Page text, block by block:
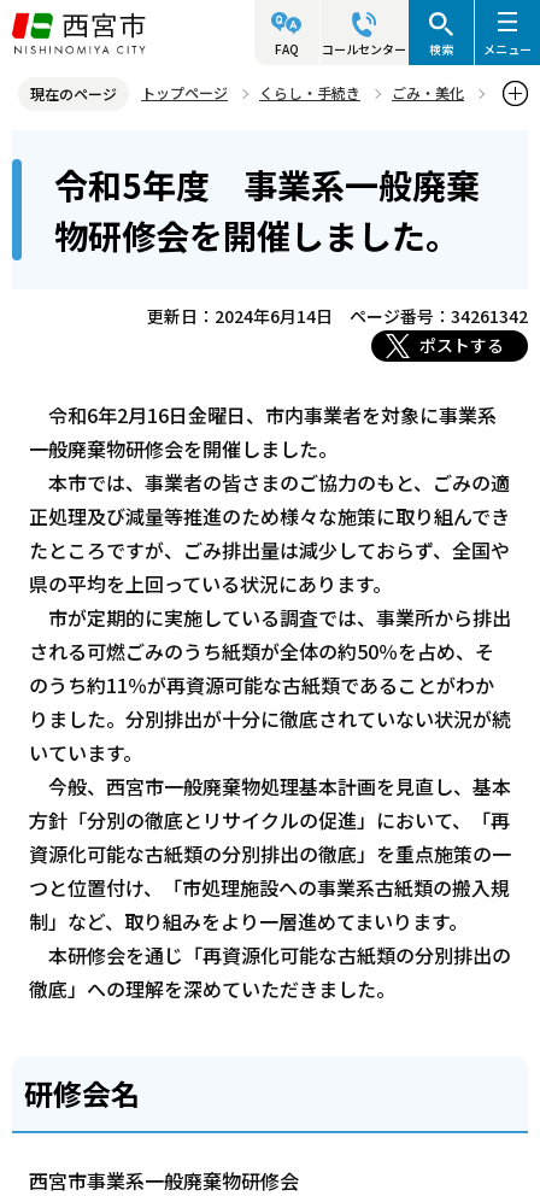
こ
の
ジ
頭
FAQ コールセンター 検索 メニュー
現在のページ トップページ くらし・手続き
ごみ・美化
令和5年度 事業系一般廃棄物研修会を開催しました。
令和5年度 事業系一般廃棄
物研修会を開催しました。
更新日：2024年6月14日
ページ番号：34261342
ポストする
令和6年2月16日金曜日、市内事業者を対象に事業系
一般廃棄物研修会を開催しました。
本市では、事業者の皆さまのご協力のもと、ごみの適
正処理及び減量等推進のため様々な施策に取り組んでき
たところですが、ごみ排出量は減少しておらず、全国や
県の平均を上回っている状況にあります。
市が定期的に実施している調査では、事業所から排出
される可燃ごみのうち紙類が全体の約50％を占め、そ
のうち約11％が再資源可能な古紙類であることがわか
りました。分別排出が十分に徹底されていない状況が続
いています。
今般、西宮市一般廃棄物処理基本計画を見直し、基本
方針「分別の徹底とリサイクルの促進」において、「再
資源化可能な古紙類の分別排出の徹底」を重点施策の一
つと位置付け、「市処理施設への事業系古紙類の搬入規
制」など、取り組みをより一層進めてまいります。
本研修会を通じ「再資源化可能な古紙類の分別排出の
徹底」への理解を深めていただきました。
研修会名
西宮市事業系一般廃棄物研修会